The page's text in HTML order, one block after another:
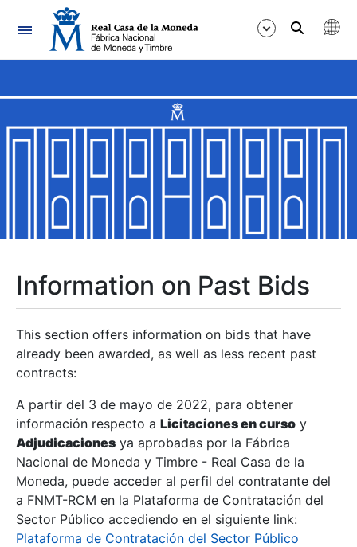
Navigation
Show/Hide
Show/Hide
Show/Hide
Show/Hide
Show/Hide
Information on Past Bids
This section offers information on bids that have
already been awarded, as well as less recent past
contracts:
A partir del 3 de mayo de 2022, para obtener
información respecto a Licitaciones en curso y
Adjudicaciones ya aprobadas por la Fábrica
Nacional de Moneda y Timbre - Real Casa de la
Moneda, puede acceder al perfil del contratante del
a FNMT-RCM en la Plataforma de Contratación del
Sector Público accediendo en el siguiente link:
Plataforma de Contratación del Sector Público